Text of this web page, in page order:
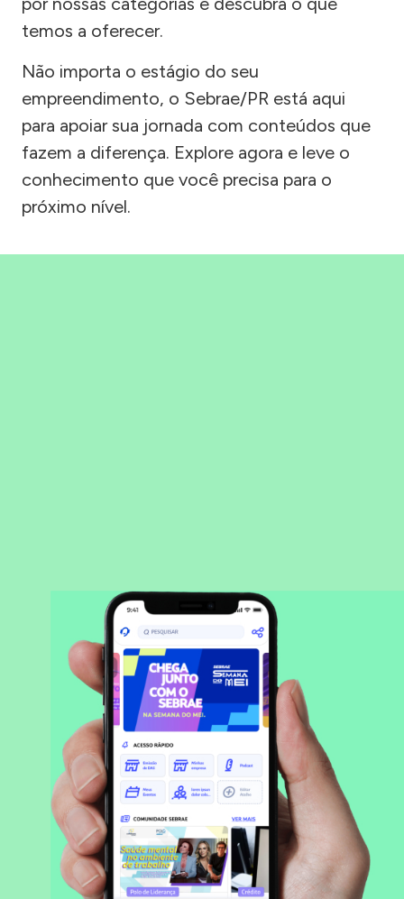
temos a oferecer.
Não importa o estágio do seu
empreendimento, o Sebrae/PR está aqui
para apoiar sua jornada com conteúdos que
fazem a diferença. Explore agora e leve o
conhecimento que você precisa para o
próximo nível.